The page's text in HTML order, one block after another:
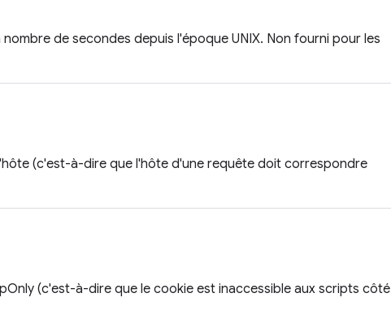
de secondes depuis l'époque UNIX. Non fourni pour les
(c'est-à-dire que l'hôte d'une requête doit correspondre
(c'est-à-dire que le cookie est inaccessible aux scripts côté